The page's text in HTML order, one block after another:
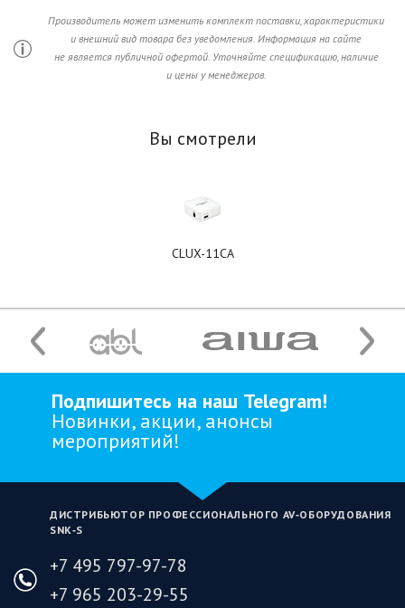
Производитель может изменить комплект поставки, характеристики
и внешний вид товара без уведомления. Информация на сайте
не является публичной офертой. Уточняйте спецификацию, наличие
и цены у менеджеров.
Вы смотрели
CLUX-11CA
Подпишитесь на наш Telegram!
Новинки, акции, анонсы
мероприятий!
ДИСТРИБЬЮТОР ПРОФЕССИОНАЛЬНОГО AV‑ОБОРУДОВАНИЯ
SNK‑S
+7 495 797-97-78
+7 965 203-29-55